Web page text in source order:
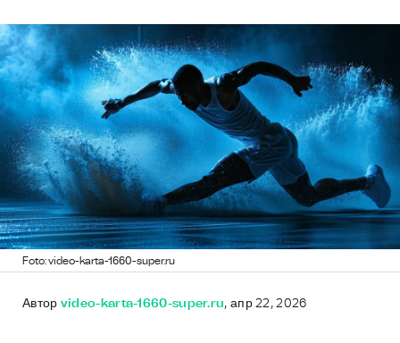
Foto: video-karta-1660-super.ru
Автор video-karta-1660-super.ru, апр 22, 2026